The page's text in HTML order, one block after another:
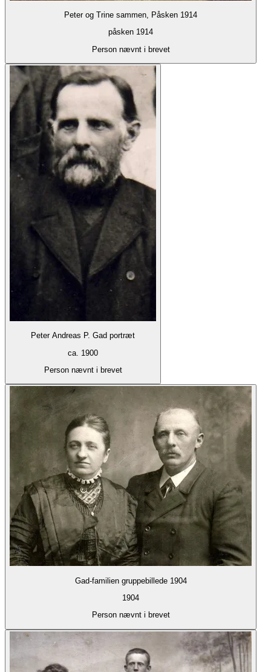
Peter og Trine sammen, Påsken 1914
påsken 1914
Person nævnt i brevet
Peter Andreas P. Gad portræt
ca. 1900
Person nævnt i brevet
Gad-familien gruppebillede 1904
1904
Person nævnt i brevet